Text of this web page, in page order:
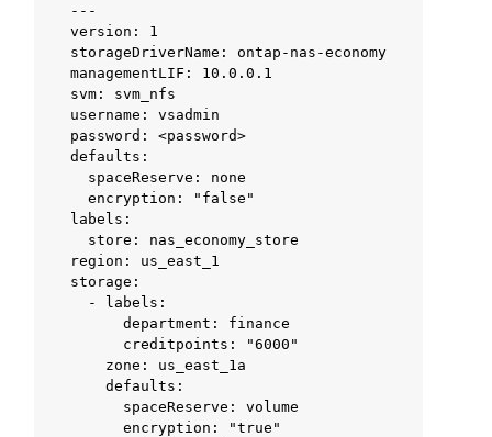
    defaults:
      spaceReserve: volume
      encryption: "false"
      unixPermissions: "0775"
    defaults:
      spaceReserve: none
      encryption: "true"
      unixPermissions: "0755"
  - labels:
      protection: silver
      creditpoints: "20000"
    zone: us_east_1c
    defaults:
      spaceReserve: none
      encryption: "true"
      unixPermissions: "0775"
  - labels:
      protection: bronze
      creditpoints: "10000"
    zone: us_east_1d
    defaults:
      spaceReserve: volume
      encryption: "false"
      unixPermissions: "0775"
---
version: 1
storageDriverName: ontap-nas-economy
managementLIF: 10.0.0.1
svm: svm_nfs
username: vsadmin
password: <password>
defaults:
  spaceReserve: none
  encryption: "false"
labels:
  store: nas_economy_store
region: us_east_1
storage:
  - labels:
      department: finance
      creditpoints: "6000"
    zone: us_east_1a
    defaults:
      spaceReserve: volume
      encryption: "true"